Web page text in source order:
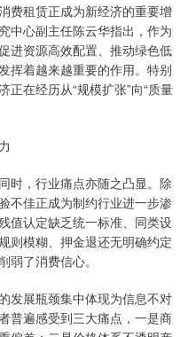
租赁正成为新经济的重要增
中心副主任陈云华指出，作为
进资源高效配置、推动绿色低
挥着越来越重要的作用。特别
在经历从“规模扩张”向“质量
，行业痛点亦随之凸显。除
不佳正成为制约行业进一步渗
值认定缺乏统一标准、同类设
则模糊、押金退还无明确约定
了消费信心。
展瓶颈集中体现为信息不对
普遍感受到三大痛点，一是商